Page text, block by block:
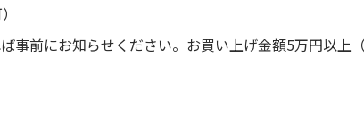
事前にお知らせください。お買い上げ金額5万円以上